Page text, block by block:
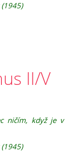
II/V
ničím, když je v